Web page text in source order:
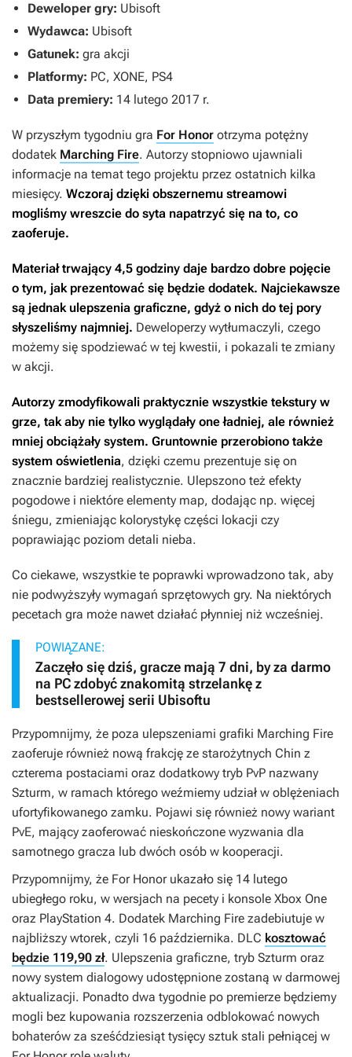
Deweloper gry: Ubisoft
Wydawca: Ubisoft
Gatunek: gra akcji
Platformy: PC, XONE, PS4
Data premiery: 14 lutego 2017 r.
W przyszłym tygodniu gra For Honor otrzyma potężny
dodatek Marching Fire. Autorzy stopniowo ujawniali
informacje na temat tego projektu przez ostatnich kilka
miesięcy. Wczoraj dzięki obszernemu streamowi
mogliśmy wreszcie do syta napatrzyć się na to, co
zaoferuje.
Materiał trwający 4,5 godziny daje bardzo dobre pojęcie
o tym, jak prezentować się będzie dodatek. Najciekawsze
są jednak ulepszenia graficzne, gdyż o nich do tej pory
słyszeliśmy najmniej. Deweloperzy wytłumaczyli, czego
możemy się spodziewać w tej kwestii, i pokazali te zmiany
w akcji.
Autorzy zmodyfikowali praktycznie wszystkie tekstury w
grze, tak aby nie tylko wyglądały one ładniej, ale również
mniej obciążały system. Gruntownie przerobiono także
system oświetlenia, dzięki czemu prezentuje się on
znacznie bardziej realistycznie. Ulepszono też efekty
pogodowe i niektóre elementy map, dodając np. więcej
śniegu, zmieniając kolorystykę części lokacji czy
poprawiając poziom detali nieba.
Co ciekawe, wszystkie te poprawki wprowadzono tak, aby
nie podwyższyły wymagań sprzętowych gry. Na niektórych
pecetach gra może nawet działać płynniej niż wcześniej.
POWIĄZANE:
Zaczęło się dziś, gracze mają 7 dni, by za darmo
na PC zdobyć znakomitą strzelankę z
bestsellerowej serii Ubisoftu
Przypomnijmy, że poza ulepszeniami grafiki Marching Fire
zaoferuje również nową frakcję ze starożytnych Chin z
czterema postaciami oraz dodatkowy tryb PvP nazwany
Szturm, w ramach którego weźmiemy udział w oblężeniach
ufortyfikowanego zamku. Pojawi się również nowy wariant
PvE, mający zaoferować nieskończone wyzwania dla
samotnego gracza lub dwóch osób w kooperacji.
Przypomnijmy, że For Honorukazało się 14 lutego
ubiegłego roku, w wersjach na pecety i konsole Xbox One
oraz PlayStation 4. Dodatek Marching Fire zadebiutuje w
najbliższy wtorek, czyli 16 października. DLC kosztować
będzie 119,90 zł. Ulepszenia graficzne, tryb Szturm oraz
nowy system dialogowy udostępnione zostaną w darmowej
aktualizacji. Ponadto dwa tygodnie po premierze będziemy
mogli bez kupowania rozszerzenia odblokować nowych
bohaterów za sześćdziesiąt tysięcy sztuk stali pełniącej w